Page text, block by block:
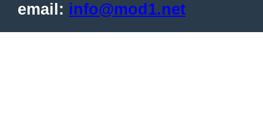
email: info@mod1.net